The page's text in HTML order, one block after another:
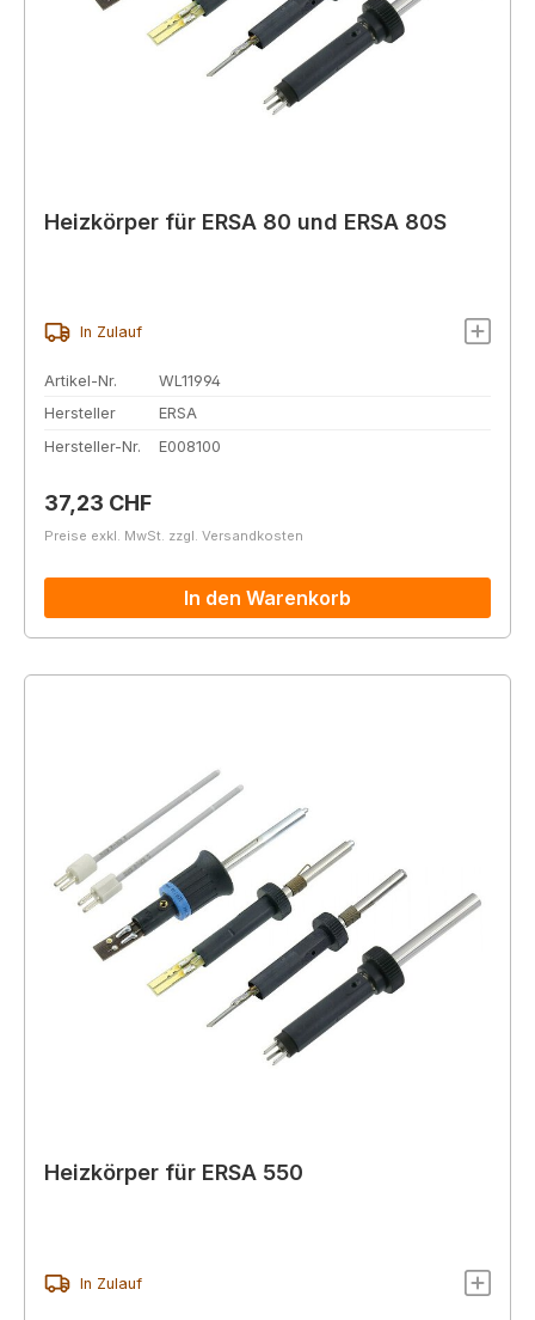
Heizkörper für ERSA 80 und ERSA 80S
In Zulauf
Artikel-Nr.
WL11994
Hersteller
ERSA
Hersteller-Nr.
E008100
Regulärer Preis:
37,23 CHF
Preise exkl. MwSt. zzgl. Versandkosten
In den Warenkorb
Heizkörper für ERSA 550
In Zulauf